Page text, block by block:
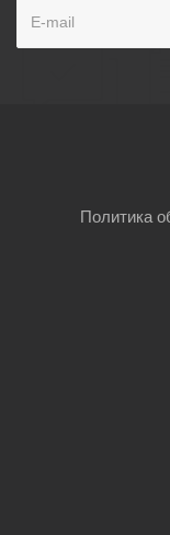
Политика